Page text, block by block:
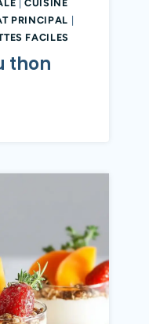
|CUISINE
PRINCIPAL |
FACILES
thon​